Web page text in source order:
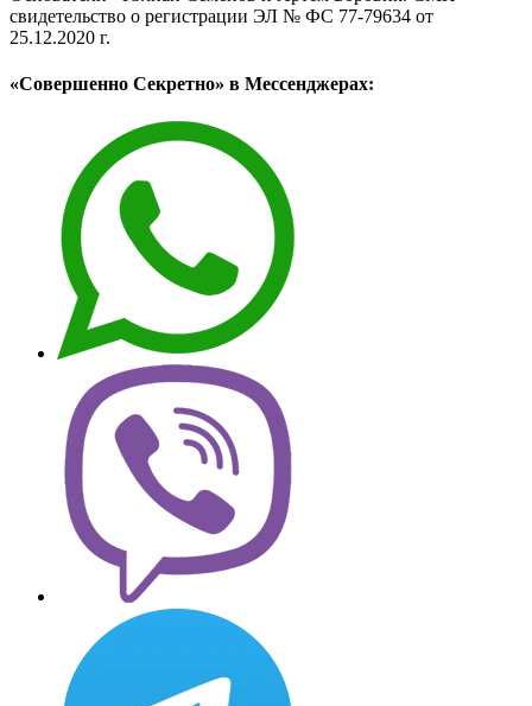
свидетельство о регистрации ЭЛ № ФС 77-79634 от
25.12.2020 г.
«Совершенно Секретно» в Мессенджерах: